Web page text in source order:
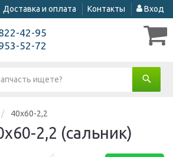
Доставка и оплата Контакты Вход
42-95
52-72
40х60-2,2
2,2 (сальник)